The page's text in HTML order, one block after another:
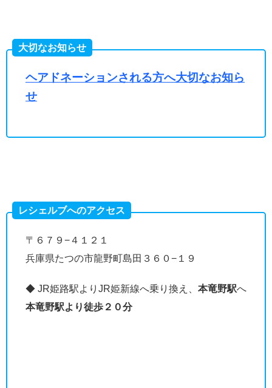
大切なお知らせ
ヘアドネーションされる方へ大切なお知ら
せ
レシェルブへのアクセス
〒６７９−４１２１
兵庫県たつの市龍野町島田３６０−１９
◆ JR姫路駅よりJR姫新線へ乗り換え、 本竜野駅へ
本竜野駅より徒歩２０分